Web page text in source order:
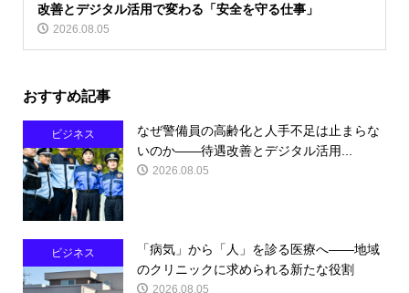
改善とデジタル活用で変わる「安全を守る仕事」
2026.08.05
おすすめ記事
ビジネス
なぜ警備員の高齢化と人手不足は止まらな
いのか――待遇改善とデジタル活用...
2026.08.05
ビジネス
「病気」から「人」を診る医療へ――地域
のクリニックに求められる新たな役割
2026.08.05